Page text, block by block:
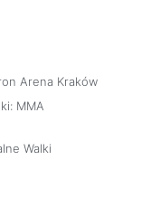
Arena Kraków
MMA
Walki